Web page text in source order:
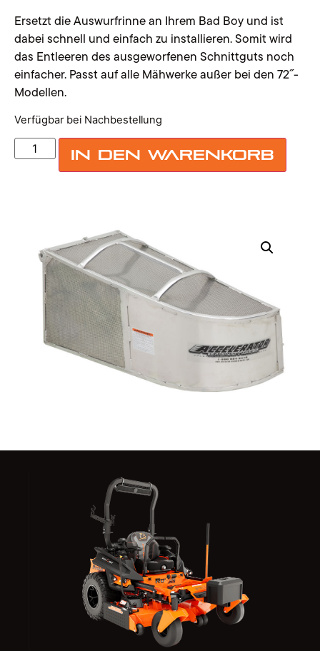
Ersetzt die Auswurfrinne an Ihrem Bad Boy und ist
dabei schnell und einfach zu installieren. Somit wird
das Entleeren des ausgeworfenen Schnittguts noch
einfacher. Passt auf alle Mähwerke außer bei den 72˝-
Modellen.
Verfügbar bei Nachbestellung
In den Warenkorb